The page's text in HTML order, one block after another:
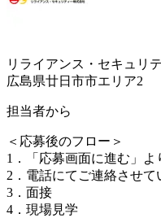
リライアンス・セキュリ
広島県廿日市市エリア2
担当者から
＜応募後のフロー＞
1．「応募画面に進む」よ
2．電話にてご連絡させて
3．面接
4．現場見学